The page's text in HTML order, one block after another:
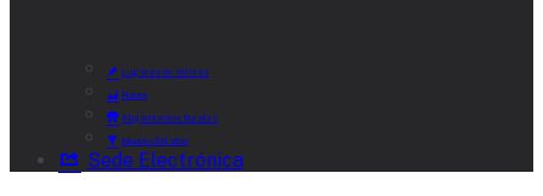
Lugares de Interés
Rutas
Alojamientos Rurales
Museo del Vino
Sede Electrónica